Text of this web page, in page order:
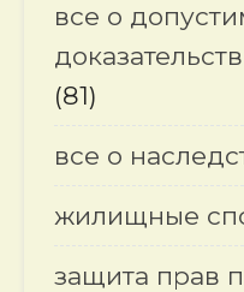
все о
доказательств
(81)
все о
жилищные
защита прав